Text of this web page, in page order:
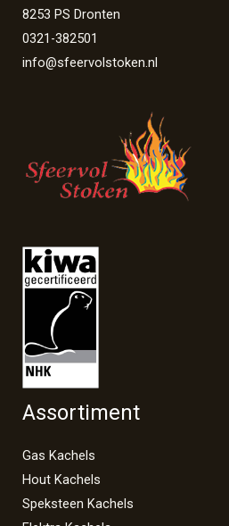
8253 PS Dronten
0321-382501
info@sfeervolstoken.nl
Assortiment
Gas Kachels
Hout Kachels
Speksteen Kachels